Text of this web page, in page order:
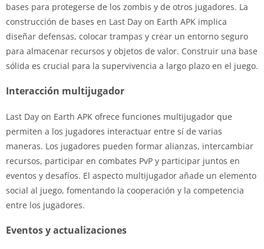
bases para protegerse de los zombis y de otros jugadores. La
construcción de bases en Last Day on Earth APK implica
diseñar defensas, colocar trampas y crear un entorno seguro
para almacenar recursos y objetos de valor. Construir una base
sólida es crucial para la supervivencia a largo plazo en el juego.
Interacción multijugador
Last Day on Earth APK ofrece funciones multijugador que
permiten a los jugadores interactuar entre sí de varias
maneras. Los jugadores pueden formar alianzas, intercambiar
recursos, participar en combates PvP y participar juntos en
eventos y desafíos. El aspecto multijugador añade un elemento
social al juego, fomentando la cooperación y la competencia
entre los jugadores.
Eventos y actualizaciones